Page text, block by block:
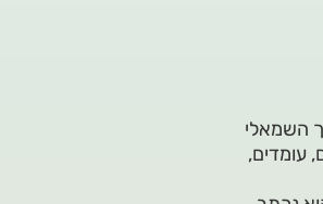
השמאלי
עומדים,